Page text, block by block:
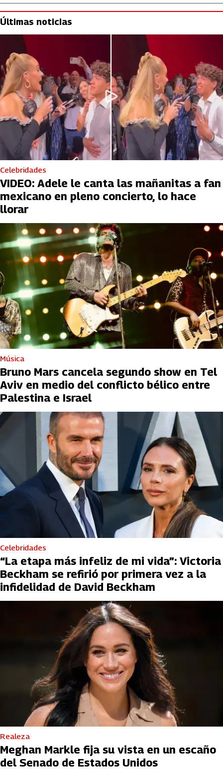
Últimas noticias
Celebridades
VIDEO: Adele le canta las mañanitas a fan
mexicano en pleno concierto, lo hace
llorar
Música
Bruno Mars cancela segundo show en Tel
Aviv en medio del conflicto bélico entre
Palestina e Israel
Celebridades
“La etapa más infeliz de mi vida”: Victoria
Beckham se refirió por primera vez a la
infidelidad de David Beckham
Realeza
Meghan Markle fija su vista en un escaño
del Senado de Estados Unidos